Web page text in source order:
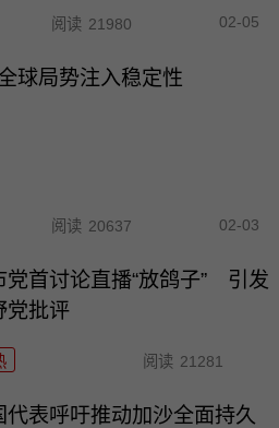
阅读 21980 02-05
球局势注入稳定性
阅读 20637 02-03
党首讨论直播“放鸽子” 引发
党批评
阅读 21281
代表呼吁推动加沙全面持久